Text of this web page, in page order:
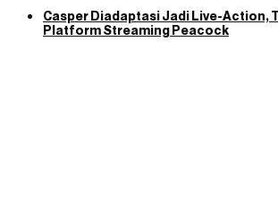
Casper Diadaptasi Jadi Live-Action,
Platform Streaming Peacock